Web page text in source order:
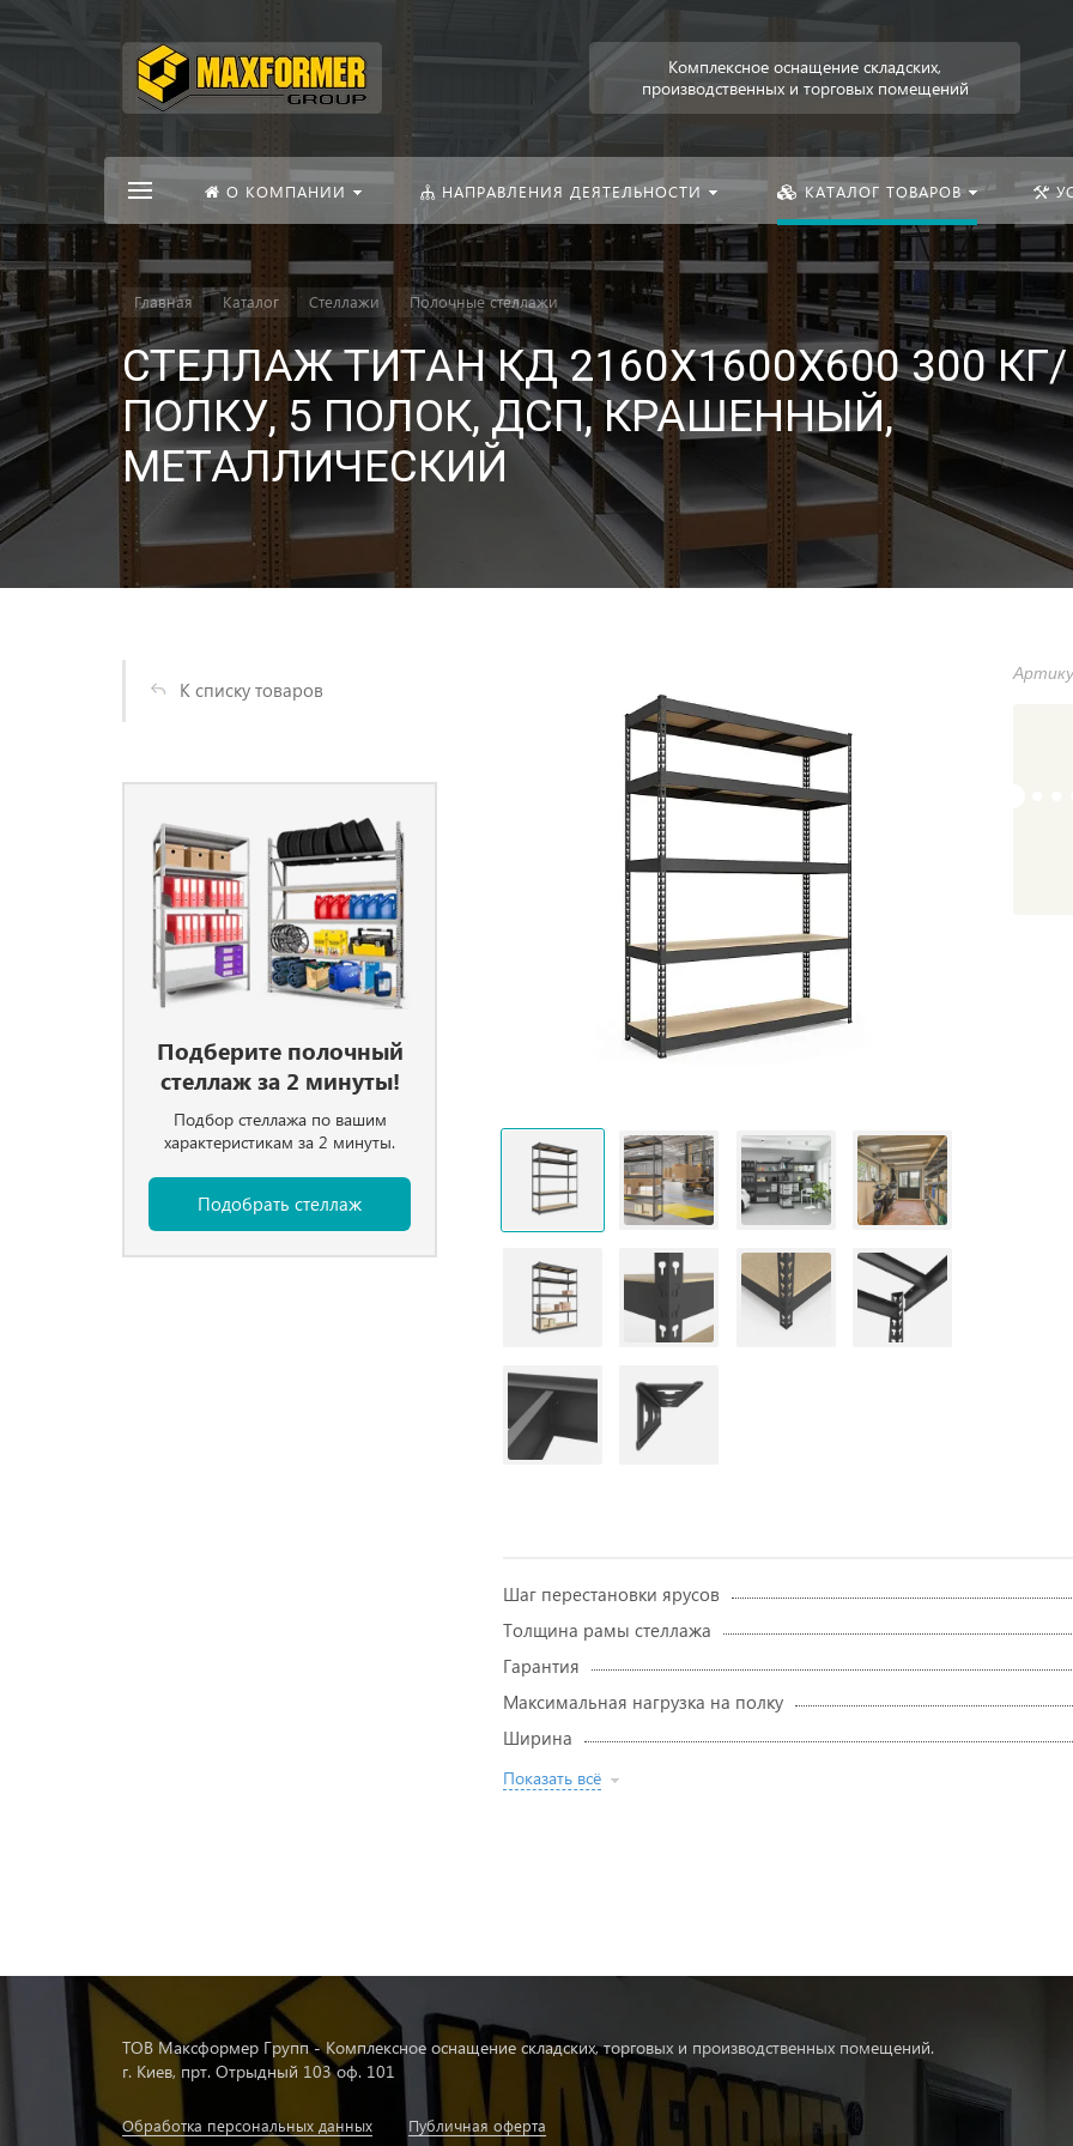
Искать:
Комплексное оснащение складских,
производственных и торговых помещений
О КОМПАНИИ НАПРАВЛЕНИЯ ДЕЯТЕЛЬНОСТИ КАТАЛОГ ТОВАРОВ
Главная Каталог Стеллажи Полочные стеллажи
СТЕЛЛАЖ ТИТАН КД 2160Х1600Х600 300 КГ/
ПОЛКУ, 5 ПОЛОК, ДСП, КРАШЕННЫЙ,
МЕТАЛЛИЧЕСКИЙ
К списку товаров
Подберите полочный
стеллаж за 2 минуты!
Подбор стеллажа по вашим
характеристикам за 2 минуты.
Подобрать стеллаж
Шаг перестановки ярусов
Толщина рамы стеллажа
Гарантия
Максимальная нагрузка на полку
Ширина
Показать всё
ТОВ Максформер Групп - Комплексное оснащение складских, торговых и производственных помещений.
г. Киев, прт. Отрыдный 103 оф. 101
Обработка персональных данных Публичная оферта